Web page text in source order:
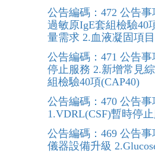
公告編碼：472 公告
過敏原IgE套組檢驗40
量需求 2.血液凝固項
公告編碼：471 公告
停止服務 2.新增常見
組檢驗40項(CAP40)
公告編碼：470 公告事
1.VDRL(CSF)暫時停
公告編碼：469 公告事
儀器設備升級